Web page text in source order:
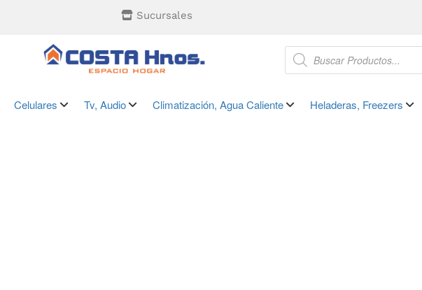
Sucursales
Celulares Tv, Audio Climatización, Agua Caliente Heladeras, Freezers